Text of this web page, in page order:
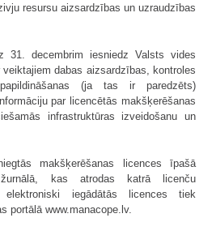
resursu aizsardzības un uzraudzības
31. decembrim iesniedz Valsts vides
dabas aizsardzības, kontroles
(ja tas ir paredzēts)
par licencētās makšķerēšanas
infrastruktūras izveidošanu un
makšķerēšanas licences īpašā
kas atrodas katrā licenču
iegādātās licences tiek
portālā www.manacope.lv.